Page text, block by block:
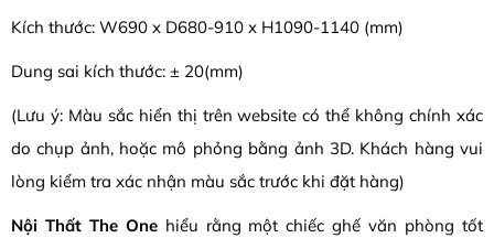
Kích thước: W690 x D680-910 x H1090-1140 (mm)
Dung sai kích thước: ± 20(mm)
(Lưu ý: Màu sắc hiển thị trên website có thể không chính xác
do chụp ảnh, hoặc mô phỏng bằng ảnh 3D. Khách hàng vui
lòng kiểm tra xác nhận màu sắc trước khi đặt hàng)
Nội Thất The Onehiểu rằng một chiếc ghế văn phòng tốt